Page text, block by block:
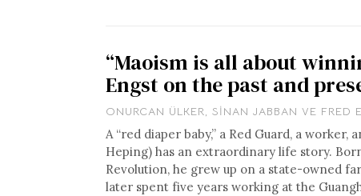
“Maoism is all about
Engst on the past and
ONURCAN ÜLKER, SINAN JABBAN VE FRED
A “red diaper baby,” a Red Guard, a
Heping) has an extraordinary life story.
Revolution, he grew up on a state-owned
later spent five years working at the